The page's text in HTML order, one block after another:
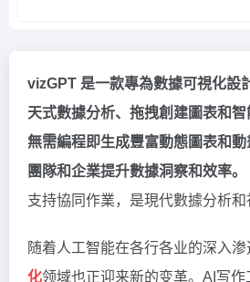
vizGPT 是一款專為數據可視化設
天式數據分析、拖拽創建圖表和智
無需編程即生成豐富動態圖表和動
團隊和企業提升數據洞察和效率。
支持協同作業，是現代數據分析和
随着人工智能在各行各业的深入渗
化领域也正迎来新的变革。AI写